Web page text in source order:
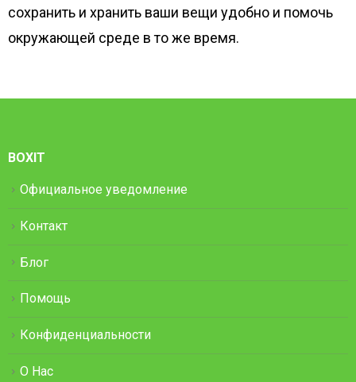
сохранить и хранить ваши вещи удобно и помочь
окружающей среде в то же время.
BOXIT
Официальное уведомление
Контакт
Блог
Помощь
Конфиденциальности
О Нас